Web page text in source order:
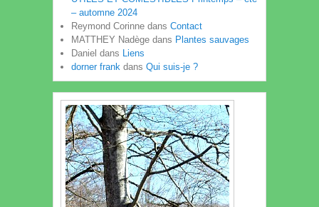
– automne 2024
Reymond Corinne dans Contact
MATTHEY Nadège dans Plantes sauvages
Daniel dans Liens
dorner frank dans Qui suis-je ?